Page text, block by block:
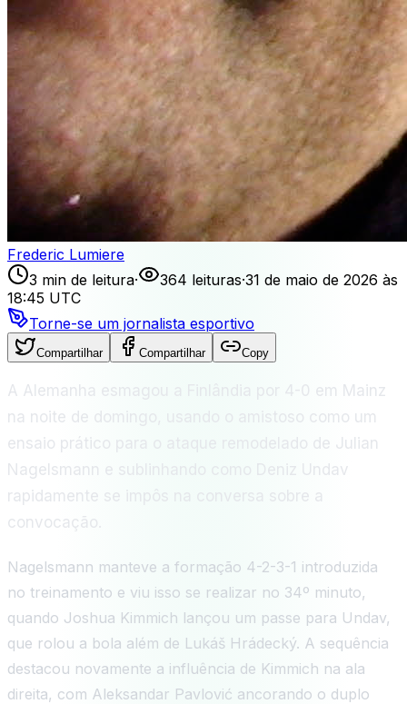
Frederic Lumiere
3 min de leitura· 364 leituras·31 de maio de 2026 às
18:45 UTC
Torne-se um jornalista esportivo
Compartilhar Compartilhar Copy
A Alemanha esmagou a Finlândia por 4-0 em Mainz
na noite de domingo, usando o amistoso como um
ensaio prático para o ataque remodelado de Julian
Nagelsmann e sublinhando como Deniz Undav
rapidamente se impôs na conversa sobre a
convocação.
Nagelsmann manteve a formação 4-2-3-1 introduzida
no treinamento e viu isso se realizar no 34º minuto,
quando Joshua Kimmich lançou um passe para Undav,
que rolou a bola além de Lukáš Hrádecký. A sequência
destacou novamente a influência de Kimmich na ala
direita, com Aleksandar Pavlović ancorando o duplo